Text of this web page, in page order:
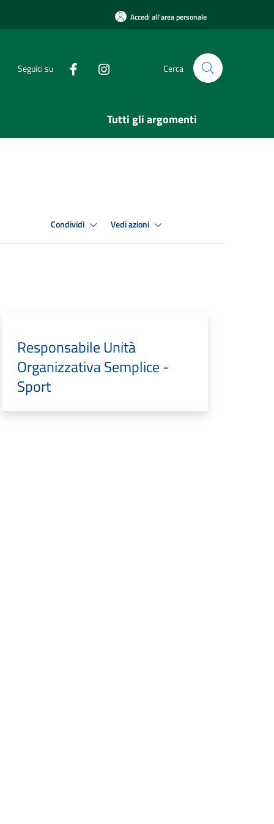
Accedi all'area personale
Seguici su Cerca
Tutti gli argomenti
Condividi Vedi azioni
Responsabile Unità
Organizzativa Semplice -
Sport